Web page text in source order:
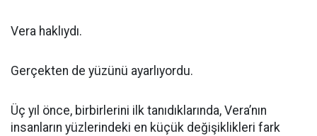
Vera haklıydı.
Gerçekten de yüzünü ayarlıyordu.
Üç yıl önce, birbirlerini ilk tanıdıklarında, Vera’nın
insanların yüzlerindeki en küçük değişiklikleri fark